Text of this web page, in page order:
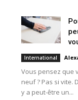
International
Vous pensez que
neuf ? Pas si vite.
y a peut-être un...